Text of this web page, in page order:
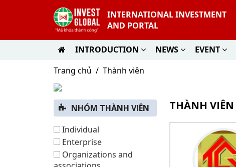
INTERNATIONAL INVESTMENT
AND PORTAL
INTRODUCTION NEWS EVENT
Trang chủ
Thành viên
THÀNH VIÊN
NHÓM THÀNH VIÊN
Individual
Enterprise
Organizations and